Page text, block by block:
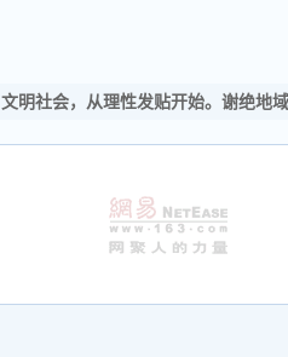
文明社会，从理性发贴开始。谢绝地